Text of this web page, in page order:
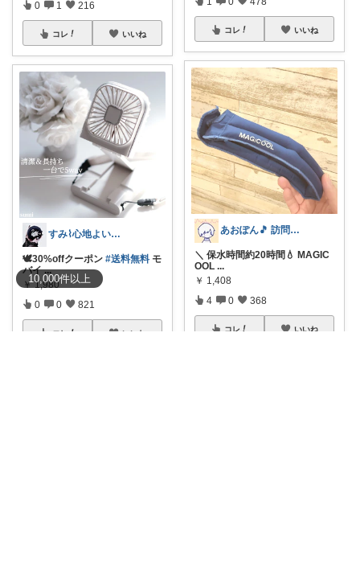
10,000件以上
0 1 216
コレ いいね
すみ⌇心地よい暮らし🐈♡
🕊30%offクーポン #送料無料 モ
バイ ...
￥ 1,980
0 0 821
コレ いいね
コレ いいね
あおぽん🎵 訪問感謝です˙꒳​˙
＼ 保水時間約20時間💧 MAGIC
OOL ...
￥ 1,408
4 0 368
コレ いいね